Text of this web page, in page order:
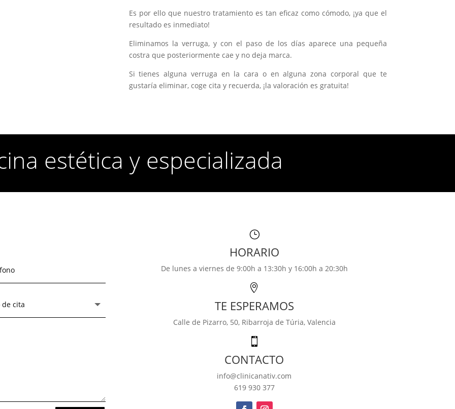
Es por ello que nuestro tratamiento es tan eficaz como cómodo, ¡ya que el
resultado es inmediato!
Eliminamos la verruga, y con el paso de los días aparece una pequeña
costra que posteriormente cae y no deja marca.
Si tienes alguna verruga en la cara o en alguna zona corporal que te
gustaría eliminar, coge cita y recuerda, ¡la valoración es gratuita!
estética y especializada
}
HORARIO
De lunes a viernes de 9:00h a 13:30h y 16:00h a 20:30h

TE ESPERAMOS
Calle de Pizarro, 50, Ribarroja de Túria, Valencia

CONTACTO
info@clinicanativ.com
619 930 377